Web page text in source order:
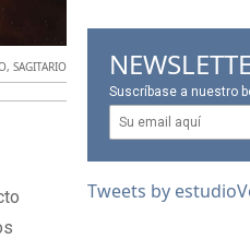
,SAGITARIO
Suscríbase a nuestro
Tweets by